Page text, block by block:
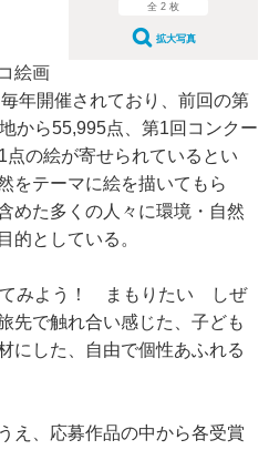
全 2 枚
拡大写真
絵画
年開催されており、前回の第
から55,995点、第1回コンクー
点の絵が寄せられているとい
をテーマに絵を描いてもら
めた多くの人々に環境・自然
的としている。
みよう！ まもりたい しぜ
先で触れ合い感じた、子ども
にした、自由で個性あふれる
え、応募作品の中から各受賞